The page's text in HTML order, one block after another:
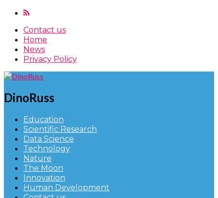
Contact us
Home
News
Privacy Policy
DinoRuss
Education
Scientific Research
Data Science
Technology
Nature
The Moon
Innovation
Human Development